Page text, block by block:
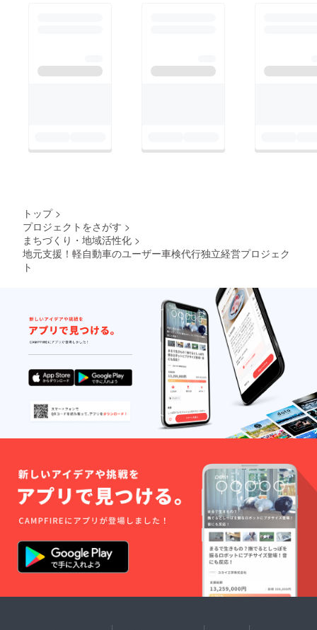
トップ >
プロジェクトをさがす >
まちづくり・地域活性化 >
地元支援！軽自動車のユーザー車検代行独立経営プロジェク
ト